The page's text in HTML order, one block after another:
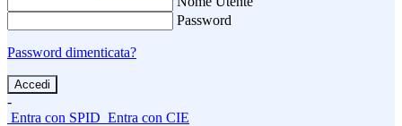
Password
Password dimenticata?
-
Entra con SPID Entra con CIE